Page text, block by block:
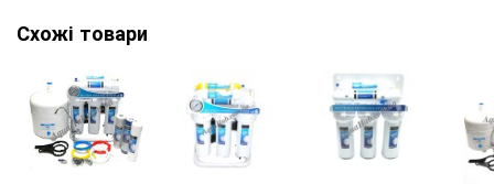
Схожі товари